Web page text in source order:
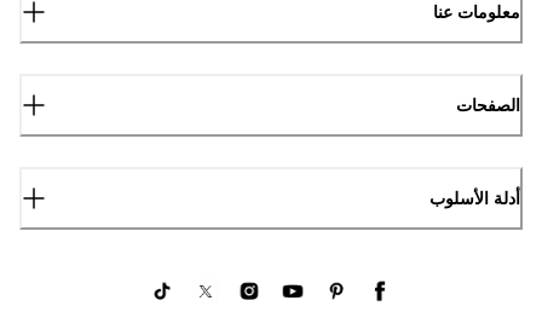
معلومات عنا
الصفحات
أدلة الأسلوب